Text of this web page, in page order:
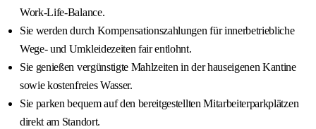
Work-Life-Balance.
Sie werden durch Kompensationszahlungen für innerbetriebliche
Wege- und Umkleidezeiten fair entlohnt.
Sie genießen vergünstigte Mahlzeiten in der hauseigenen Kantine
sowie kostenfreies Wasser.
Sie parken bequem auf den bereitgestellten Mitarbeiterparkplätzen
direkt am Standort.